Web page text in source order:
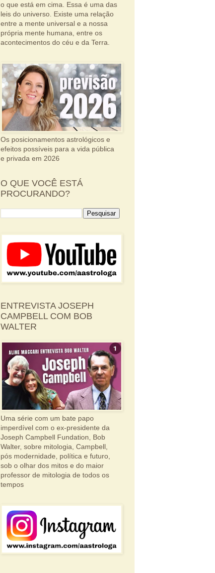
o que está em cima. Essa é uma das
leis do universo. Existe uma relação
entre a mente universal e a nossa
própria mente humana, entre os
acontecimentos do céu e da Terra.
Os posicionamentos astrológicos e
efeitos possíveis para a vida pública
e privada em 2026
O QUE VOCÊ ESTÁ
PROCURANDO?
ENTREVISTA JOSEPH
CAMPBELL COM BOB
WALTER
Uma série com um bate papo
imperdível com o ex-presidente da
Joseph Campbell Fundation, Bob
Walter, sobre mitologia, Campbell,
pós modernidade, política e futuro,
sob o olhar dos mitos e do maior
professor de mitologia de todos os
tempos